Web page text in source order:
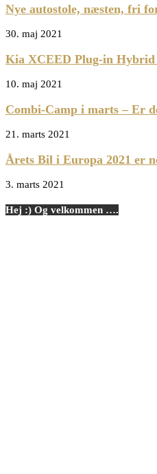
Nye autostole, næsten, fri
30. maj 2021
Kia XCEED Plug-in
10. maj 2021
Combi-Camp i marts – Er
21. marts 2021
Årets Bil i Europa 2021 er
3. marts 2021
Hej :) Og velkommen ….